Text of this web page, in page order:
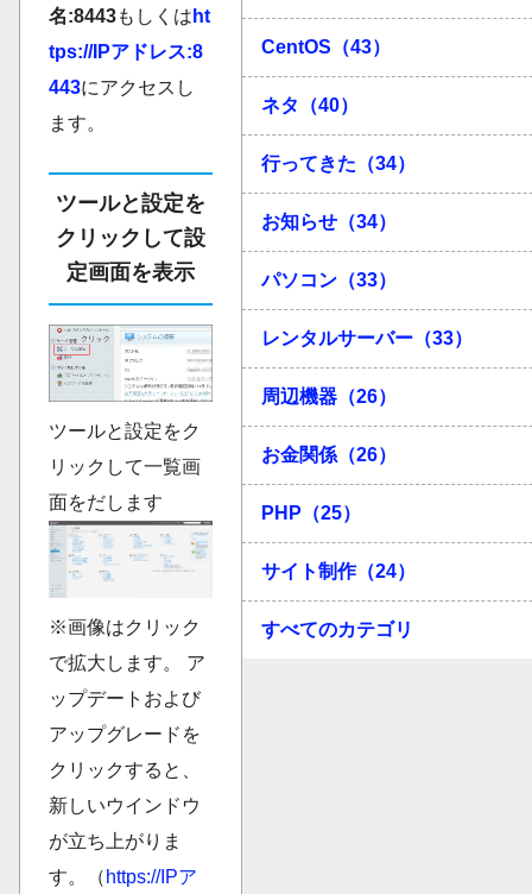
名:8443もしくは ht
tps://IPアドレス:8
443にアクセスし
ます。
ツールと設定を
クリックして設
定画面を表示
ツールと設定をク
リックして一覧画
面をだします
※画像はクリック
で拡大します。 ア
ップデートおよび
アップグレードを
クリックすると、
新しいウインドウ
が立ち上がりま
す。（ https://IPア
CentOS（43）
ネタ（40）
行ってきた（34）
お知らせ（34）
パソコン（33）
レンタルサーバー（33）
周辺機器（26）
お金関係（26）
PHP（25）
サイト制作（24）
すべてのカテゴリ